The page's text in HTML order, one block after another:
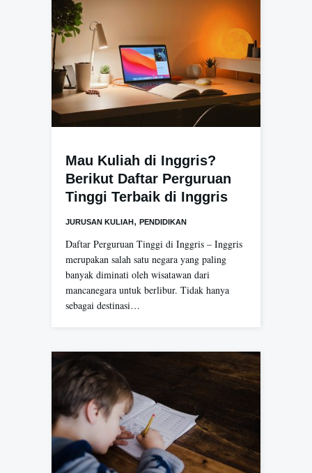
Mau Kuliah di Inggris?
Berikut Daftar Perguruan
Tinggi Terbaik di Inggris
JURUSAN KULIAH, PENDIDIKAN
Daftar Perguruan Tinggi di Inggris – Inggris
merupakan salah satu negara yang paling
banyak diminati oleh wisatawan dari
mancanegara untuk berlibur. Tidak hanya
sebagai destinasi…